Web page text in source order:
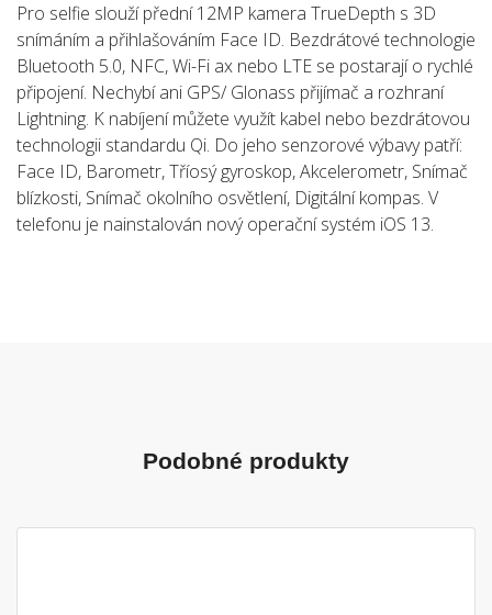
Pro selfie slouží přední 12MP kamera TrueDepth s 3D
snímáním a přihlašováním Face ID. Bezdrátové technologie
Bluetooth 5.0, NFC, Wi-Fi ax nebo LTE se postarají o rychlé
připojení. Nechybí ani GPS/ Glonass přijímač a rozhraní
Lightning. K nabíjení můžete využít kabel nebo bezdrátovou
technologii standardu Qi. Do jeho senzorové výbavy patří:
Face ID, Barometr, Tříosý gyroskop, Akcelerometr, Snímač
blízkosti, Snímač okolního osvětlení, Digitální kompas. V
telefonu je nainstalován nový operační systém iOS 13.
Podobné produkty